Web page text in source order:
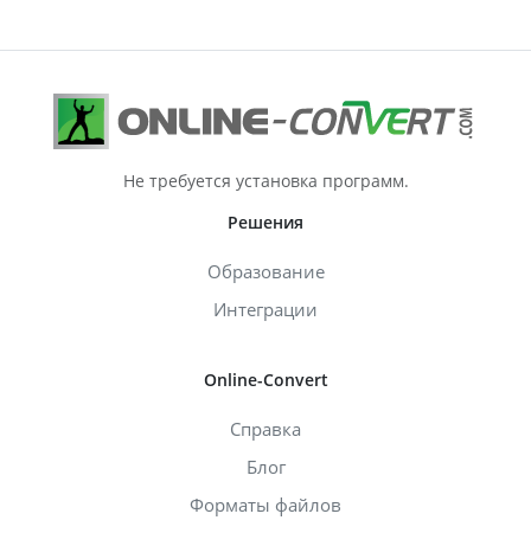
Не требуется установка программ.
Решения
Образование
Интеграции
Online-Convert
Справка
Блог
Форматы файлов